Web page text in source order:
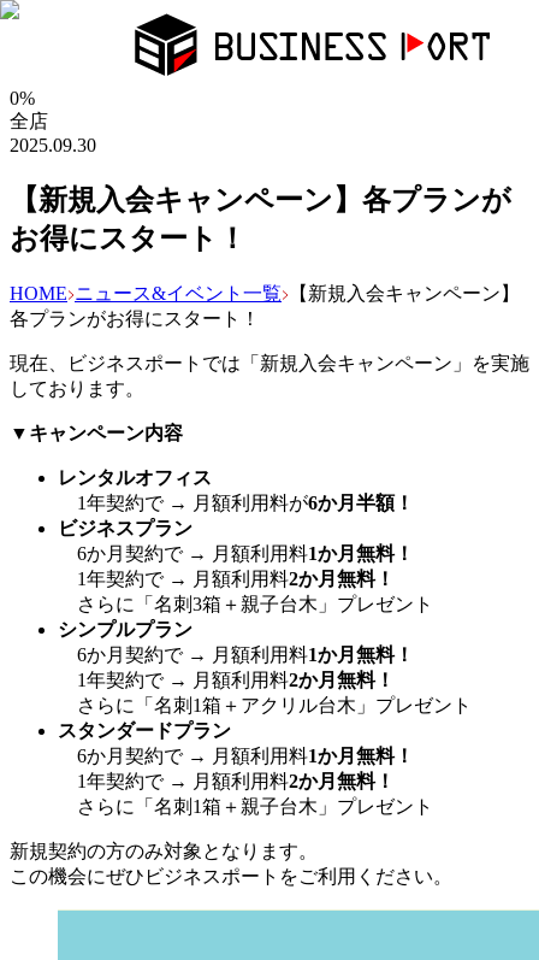
0%
全店
2025.09.30
【新規入会キャンペーン】各プランが
お得にスタート！
HOME ニュース&イベント一覧
【新規入会キャンペーン】
各プランがお得にスタート！
現在、ビジネスポートでは「新規入会キャンペーン」を実施
しております。
▼キャンペーン内容
レンタルオフィス
1年契約で → 月額利用料が6か月半額！
ビジネスプラン
6か月契約で → 月額利用料1か月無料！
1年契約で → 月額利用料2か月無料！
さらに「名刺3箱＋親子台木」プレゼント
シンプルプラン
6か月契約で → 月額利用料1か月無料！
1年契約で → 月額利用料2か月無料！
さらに「名刺1箱＋アクリル台木」プレゼント
スタンダードプラン
6か月契約で → 月額利用料1か月無料！
1年契約で → 月額利用料2か月無料！
さらに「名刺1箱＋親子台木」プレゼント
新規契約の方のみ対象となります。
この機会にぜひビジネスポートをご利用ください。